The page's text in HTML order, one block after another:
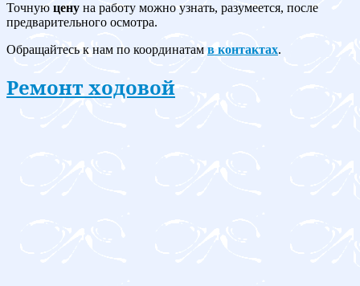
Точную цену на работу можно узнать, разумеется, после
предварительного осмотра.
Обращайтесь к нам по координатам в контактах.
Ремонт ходовой